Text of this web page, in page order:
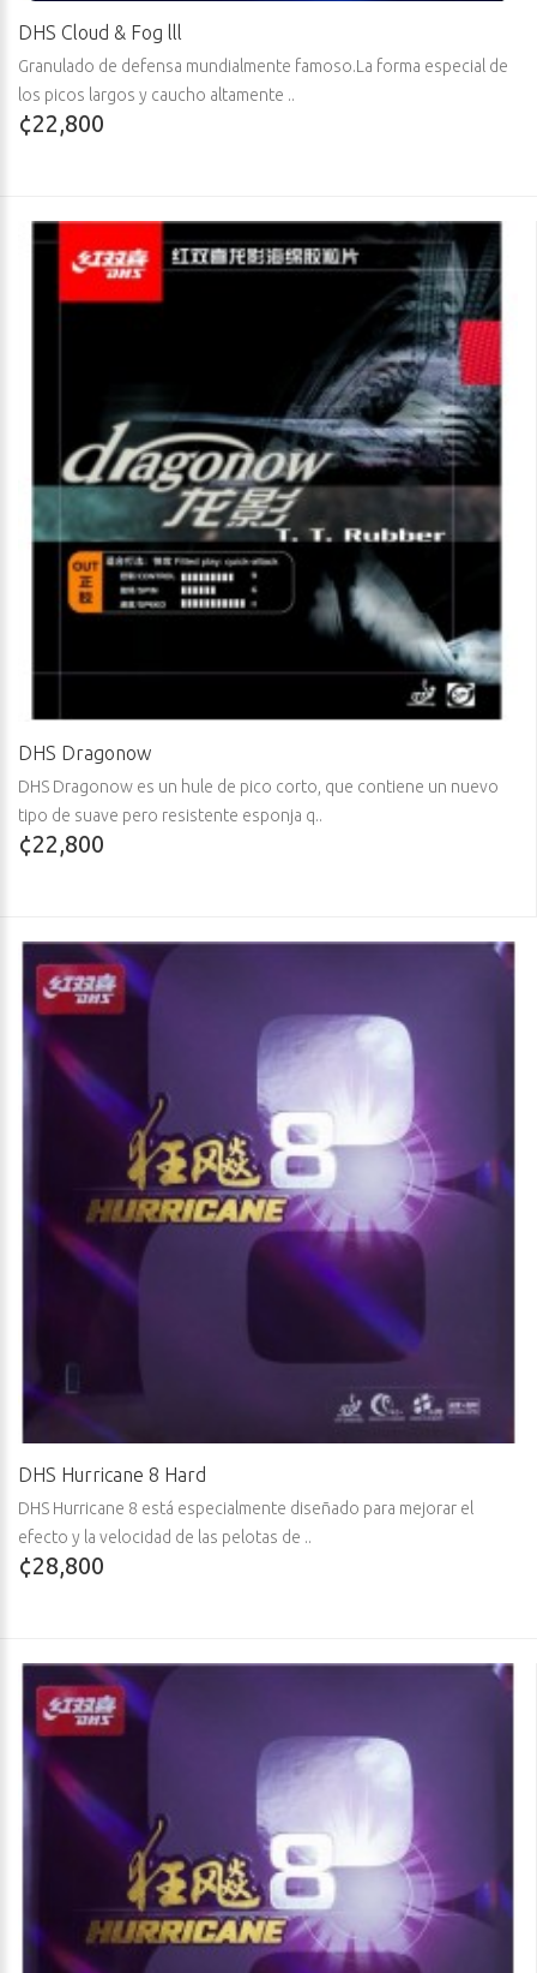
DHS Cloud & Fog lll
Granulado de defensa mundialmente famoso.La forma especial de
los picos largos y caucho altamente ..
¢22,800
DHS Dragonow
DHS Dragonow es un hule de pico corto, que contiene un nuevo
tipo de suave pero resistente esponja q..
¢22,800
DHS Hurricane 8 Hard
DHS Hurricane 8 está especialmente diseñado para mejorar el
efecto y la velocidad de las pelotas de ..
¢28,800